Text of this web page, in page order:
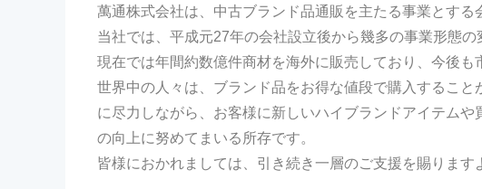
萬通株式会社は、中古ブランド品通販を主たる事業とする
当社では、平成元27年の会社設立後から幾多の事業形態
現在では年間約数億件商材を海外に販売しており、今後も
世界中の人々は、ブランド品をお得な値段で購入するこ
に尽力しながら、お客様に新しいハイブランドアイテム
の向上に努めてまいる所存です。
皆様におかれましては、引き続き一層のご支援を賜ります